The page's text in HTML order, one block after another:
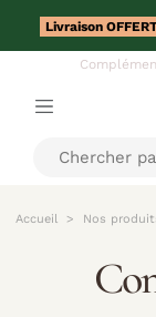
Livraison
Accueil Nos